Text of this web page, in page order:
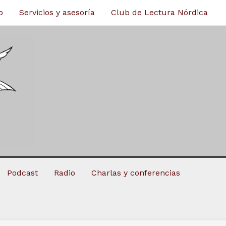
Servicios y asesoría Club de Lectura Nórdica
Podcast Radio Charlas y conferencias